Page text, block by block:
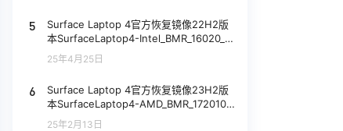
5
Surface Laptop 4官方恢复镜像22H2版
本SurfaceLaptop4-Intel_BMR_16020_2
024.1205.9361089.zip网盘下载
25年4月25日
6
Surface Laptop 4官方恢复镜像23H2版
本SurfaceLaptop4-AMD_BMR_172010_
2024.1023.9405095.zip网盘下载
25年2月13日